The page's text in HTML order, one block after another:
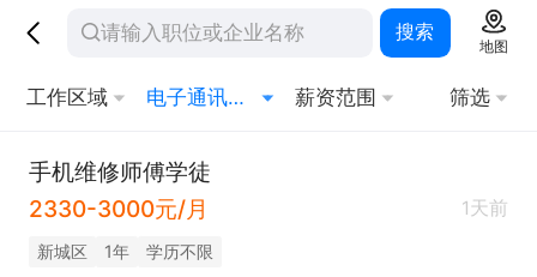
搜索
地图
工作区域 电子通讯其他相关职位 薪资范围 筛选
手机维修师傅学徒
2330-3000元/月
1天前
新城区 1年 学历不限